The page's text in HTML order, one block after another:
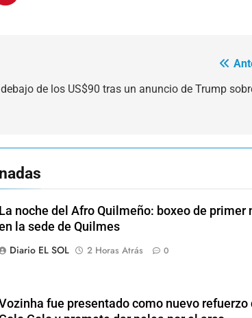
de los US$90 tras un anuncio de Trump
La noche del Afro Quilmeño: boxeo de primer
la sede de Quilmes
Diario EL SOL
2 Horas Atrás 0
fue presentado como nuevo refuerzo